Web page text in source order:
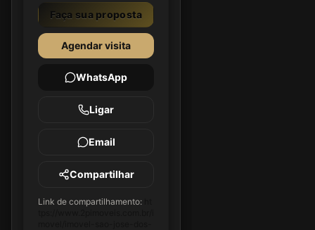
Faça sua proposta
Agendar visita
WhatsApp
Ligar
Email
Compartilhar
Link de compartilhamento: